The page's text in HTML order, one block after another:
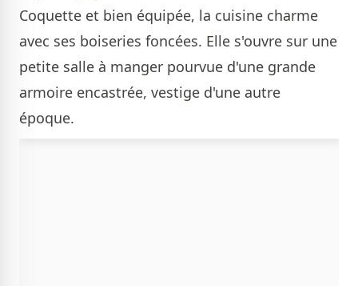
Coquette et bien équipée, la cuisine charme
avec ses boiseries foncées. Elle s'ouvre sur une
petite salle à manger pourvue d'une grande
armoire encastrée, vestige d'une autre
époque.